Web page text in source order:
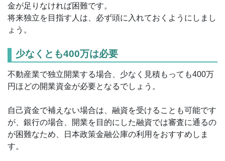
金が足りなければ困難です。
将来独立を目指す人は、必ず頭に入れておくようにしまし
ょう。
少なくとも400万は必要
不動産業で独立開業する場合、少なく見積もっても400万
円ほどの開業資金が必要となるでしょう。
自己資金で補えない場合は、融資を受けることも可能です
が、銀行の場合、開業を目的にした融資では審査に通るの
が困難なため、日本政策金融公庫の利用をおすすめしま
す。